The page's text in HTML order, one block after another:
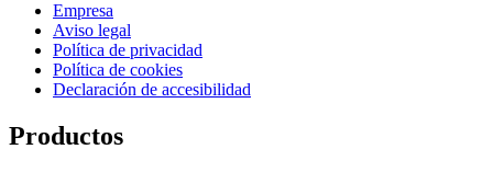
Empresa
Aviso legal
Política de privacidad
Política de cookies
Declaración de accesibilidad
Productos